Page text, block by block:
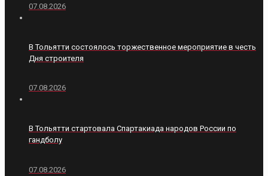
07.08.2026
В Тольятти состоялось торжественное мероприятие в честь
Дня строителя
07.08.2026
В Тольятти стартовала Спартакиада народов России по
гандболу
07.08.2026